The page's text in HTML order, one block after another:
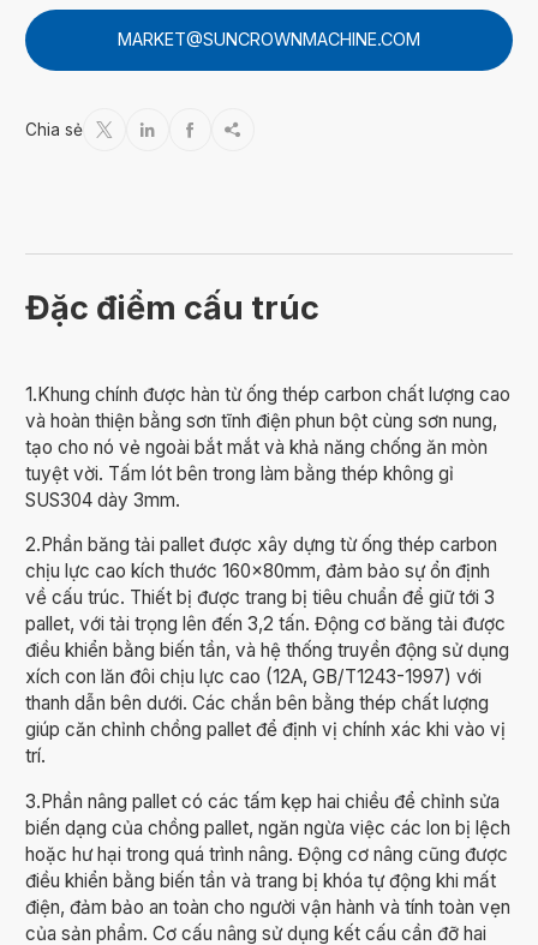
MARKET@SUNCROWNMACHINE.COM
Chia sẻ    
Đặc điểm cấu trúc
1.Khung chính được hàn từ ống thép carbon chất lượng cao
và hoàn thiện bằng sơn tĩnh điện phun bột cùng sơn nung,
tạo cho nó vẻ ngoài bắt mắt và khả năng chống ăn mòn
tuyệt vời. Tấm lót bên trong làm bằng thép không gỉ
SUS304 dày 3mm.
2.Phần băng tải pallet được xây dựng từ ống thép carbon
chịu lực cao kích thước 160×80mm, đảm bảo sự ổn định
về cấu trúc. Thiết bị được trang bị tiêu chuẩn để giữ tới 3
pallet, với tải trọng lên đến 3,2 tấn. Động cơ băng tải được
điều khiển bằng biến tần, và hệ thống truyền động sử dụng
xích con lăn đôi chịu lực cao (12A, GB/T1243-1997) với
thanh dẫn bên dưới. Các chắn bên bằng thép chất lượng
giúp căn chỉnh chồng pallet để định vị chính xác khi vào vị
trí.
3.Phần nâng pallet có các tấm kẹp hai chiều để chỉnh sửa
biến dạng của chồng pallet, ngăn ngừa việc các lon bị lệch
hoặc hư hại trong quá trình nâng. Động cơ nâng cũng được
điều khiển bằng biến tần và trang bị khóa tự động khi mất
điện, đảm bảo an toàn cho người vận hành và tính toàn vẹn
của sản phẩm. Cơ cấu nâng sử dụng kết cấu cần đỡ hai